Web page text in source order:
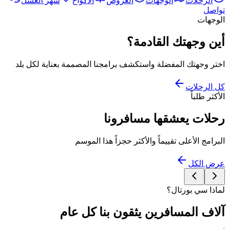
تواصل
الوجهات
أين وجهتك القادمة؟
اختر وجهتك المفضلة واستكشف برامجنا المصممة بعناية لكل بلد
كل الرحلات
الأكثر طلباً
رحلات يعشقها مسافرونا
البرامج الأعلى تقييماً والأكثر حجزاً هذا الموسم
عرض الكل
لماذا سي بورتال؟
آلاف المسافرين يثقون بنا كل عام